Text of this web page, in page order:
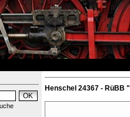
Henschel 24367 - RüBB